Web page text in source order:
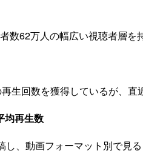
数62万人の幅広い視聴者層を
生回数を獲得しているが、
均再生数
、動画フォーマット別で見